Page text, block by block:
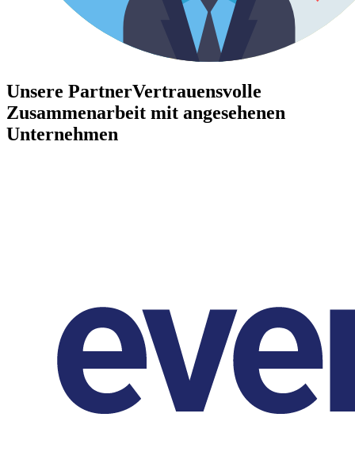
Unsere PartnerVertrauensvolle
Zusammenarbeit mit angesehenen
Unternehmen